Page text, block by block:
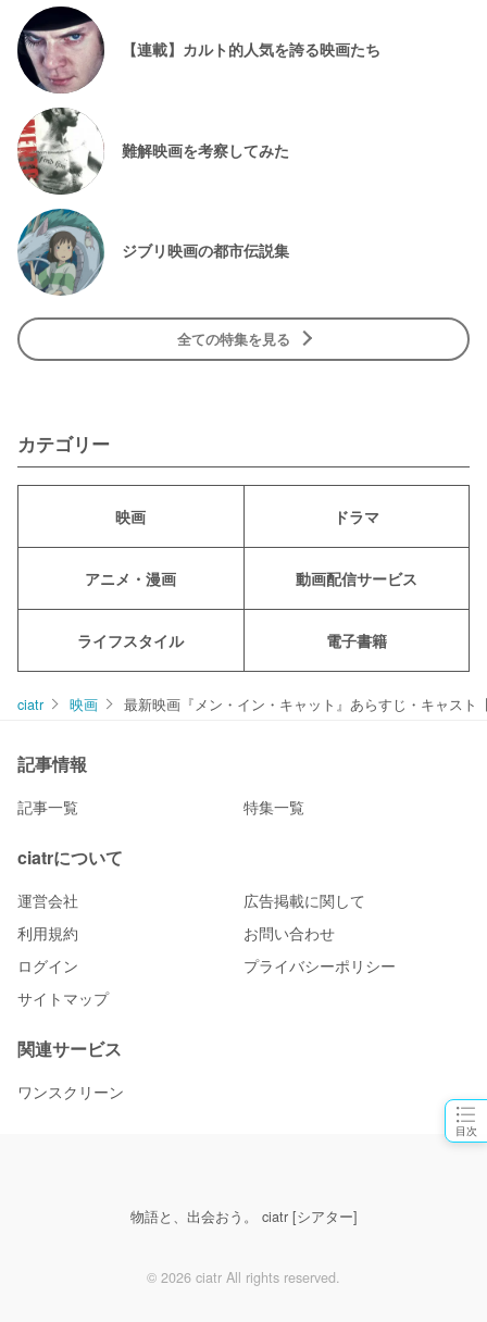
目次
【連載】カルト的人気を誇る映画たち
難解映画を考察してみた
ジブリ映画の都市伝説集
全ての特集を見る
カテゴリー
映画 ドラマ
アニメ・漫画 動画配信サービス
ライフスタイル 電子書籍
ciatr 映画 最新映画『メン・イン・キャット』あらすじ・キャスト
記事情報
記事一覧 特集一覧
ciatrについて
運営会社
広告掲載に関して
利用規約
お問い合わせ
ログイン
プライバシーポリシー
サイトマップ
関連サービス
ワンスクリーン
物語と、出会おう。 ciatr [シアター]
© 2026 ciatr All rights reserved.